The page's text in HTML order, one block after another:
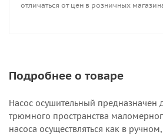
отличаться от цен в розничных
Подробнее о товаре
Насос осушительный предназначен
трюмного пространства
насоса осуществляться как в